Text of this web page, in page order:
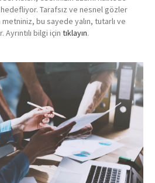
hedefliyor. Tarafsız ve nesnel gözler
bu sayede yalın, tutarlı ve
bilgi için tıklayın.